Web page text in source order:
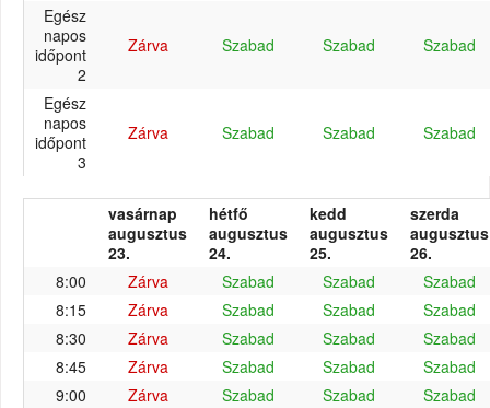
Egész
napos
időpont
2
Zárva Szabad Szabad Szabad
Egész
napos
időpont
3
Zárva Szabad Szabad Szabad
vasárnap
augusztus
23.
hétfő
augusztus
24.
kedd
augusztus
25.
szerda
augusztus
26.
8:00
Zárva Szabad Szabad
Szabad
8:15
Zárva Szabad Szabad
Szabad
8:30
Zárva Szabad Szabad
Szabad
8:45
Zárva Szabad Szabad
Szabad
9:00
Zárva Szabad Szabad
Szabad